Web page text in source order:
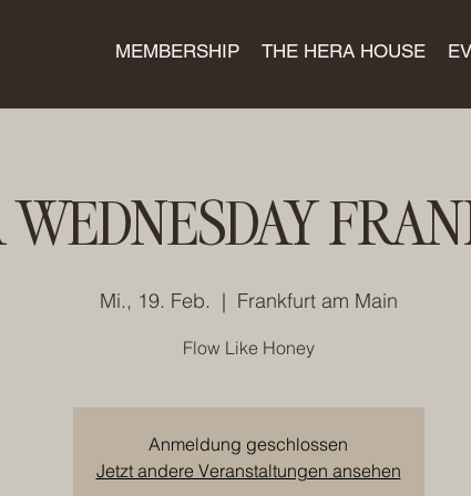
MEMBERSHIP THE HERA HOUSE
WEDNESDAY
Mi., 19. Feb.
  |
Frankfurt am Main
Flow Like Honey
Anmeldung geschlossen
Jetzt andere Veranstaltungen ansehen